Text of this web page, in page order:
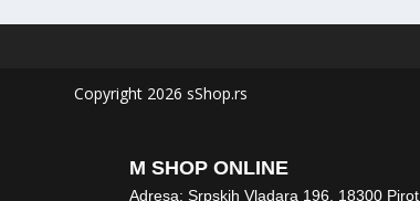
Copyright 2026 sShop.rs
M SHOP ONLINE
Adresa: Srpskih Vladara 196, 18300 Pirot